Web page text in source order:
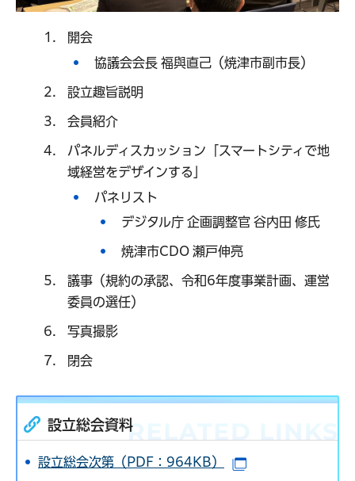
開会
協議会会長 福與直己​（焼津市副市長）​​​​​​
設立趣旨説明
会員紹介
パネルディスカッション「スマートシティで地
域経営をデザインする」
パネリスト
デジタル庁 企画調整官 谷内田 修氏
焼津市CDO 瀬戸伸亮
議事（規約の承認、令和6年度事業計画、運営
委員の選任）
写真撮影
閉会
設立総会資料
設立総会次第（PDF：964KB）